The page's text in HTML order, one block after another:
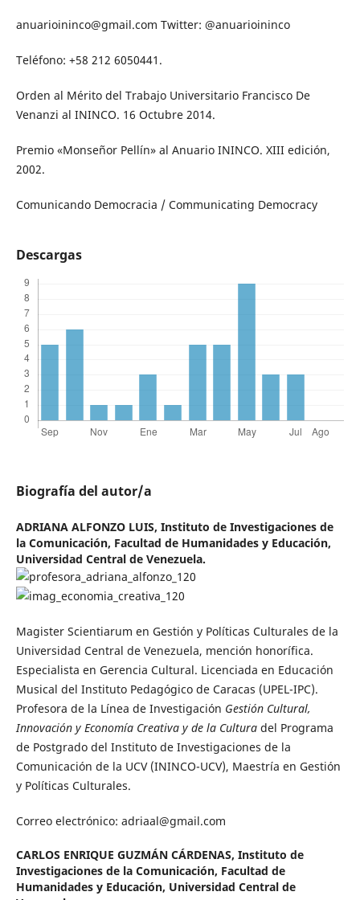
anuarioininco@gmail.com Twitter: @anuarioininco
Teléfono: +58 212 6050441.
Orden al Mérito del Trabajo Universitario Francisco De
Venanzi al ININCO. 16 Octubre 2014.
Premio «Monseñor Pellín» al Anuario ININCO. XIII edición,
2002.
Comunicando Democracia / Communicating Democracy
Descargas
Biografía del autor/a
ADRIANA ALFONZO LUIS, Instituto de Investigaciones de
la Comunicación, Facultad de Humanidades y Educación,
Universidad Central de Venezuela.
Magister Scientiarum en Gestión y Políticas Culturales de la
Universidad Central de Venezuela, mención honorífica.
Especialista en Gerencia Cultural. Licenciada en Educación
Musical del Instituto Pedagógico de Caracas (UPEL-IPC).
Profesora de la Línea de Investigación Gestión Cultural,
Innovación y Economía Creativa y de la Culturadel Programa
de Postgrado del Instituto de Investigaciones de la
Comunicación de la UCV (ININCO-UCV), Maestría en Gestión
y Políticas Culturales.
Correo electrónico: adriaal@gmail.com
CARLOS ENRIQUE GUZMÁN CÁRDENAS, Instituto de
Investigaciones de la Comunicación, Facultad de
Humanidades y Educación, Universidad Central de